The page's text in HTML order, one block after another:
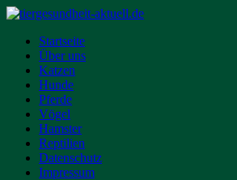
Startseite
Über uns
Katzen
Hunde
Pferde
Vögel
Hamster
Reptilien
Datenschutz
Impressum